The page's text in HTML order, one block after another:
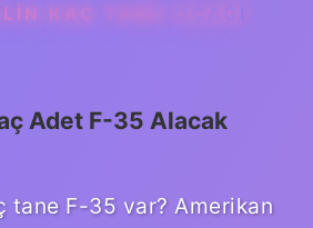
KAÇ TANE UÇAĞI
Adet F-35 Alacak
tane F-35 var? Amerikan